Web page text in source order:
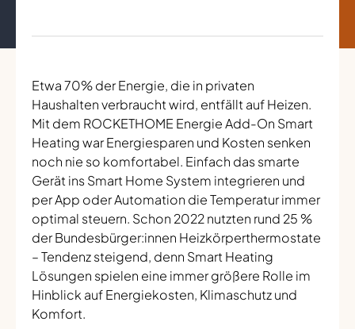
Etwa 70% der Energie, die in privaten
Haushalten verbraucht wird, entfällt auf Heizen.
Mit dem ROCKETHOME Energie Add-On Smart
Heating war Energiesparen und Kosten senken
noch nie so komfortabel. Einfach das smarte
Gerät ins Smart Home System integrieren und
per App oder Automation die Temperatur immer
optimal steuern. Schon 2022 nutzten rund 25 %
der Bundesbürger:innen Heizkörperthermostate
– Tendenz steigend, denn Smart Heating
Lösungen spielen eine immer größere Rolle im
Hinblick auf Energiekosten, Klimaschutz und
Komfort.